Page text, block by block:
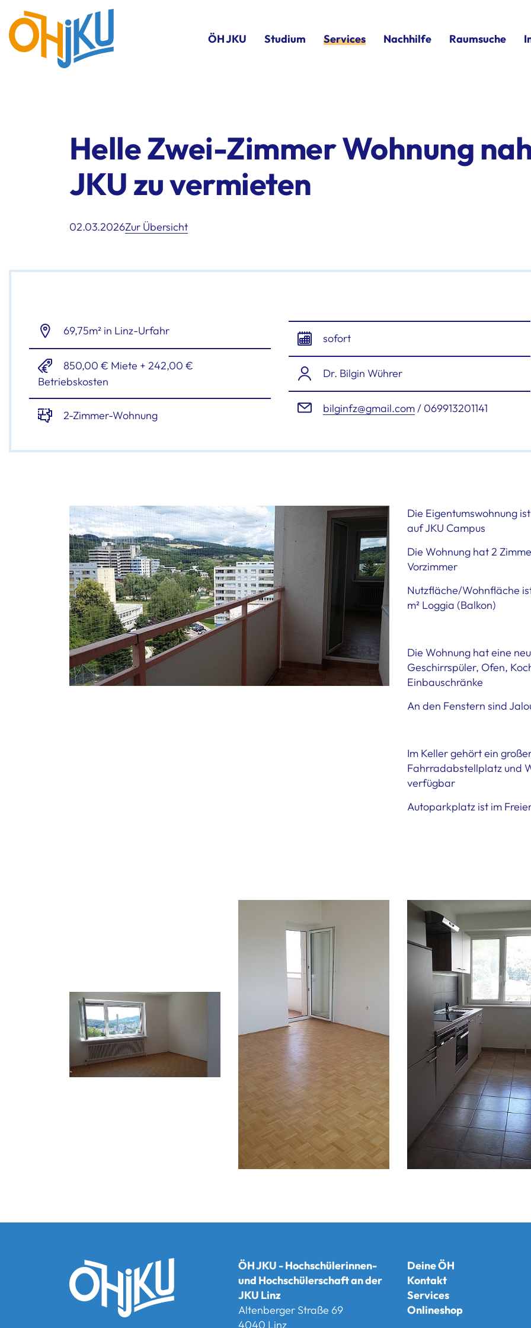
ÖH JKU Studium Services Nachhilfe Raumsuche
Helle Zwei-Zimmer Wohnung
JKU zu vermieten
02.03.2026Zur Übersicht
69,75m² in Linz-Urfahr
Betriebskosten
2-Zimmer-Wohnung
sofort
Dr. Bilgin Wührer
bilginfz@gmail.com/ 069913201141
Die Eigentumswohnung
auf JKU Campus
Die Wohnung hat 2
Vorzimmer
Nutzfläche/Wohnfläche
m² Loggia (Balkon)
Die Wohnung hat eine
Geschirrspüler, Ofen,
Einbauschränke
An den Fenstern sind
Im Keller gehört ein
Fahrradabstellplatz und
verfügbar
Autoparkplatz ist im
ÖH JKU - Hochschülerinnen-
und Hochschülerschaft an der
JKU Linz
Altenberger Straße 69
4040 Linz
Deine ÖH
Kontakt
Services
Onlineshop